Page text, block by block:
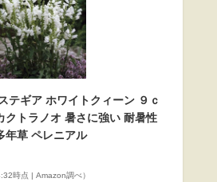
テギア ホワイトクィーン ９ｃ
クトラノオ 暑さに強い 耐暑性
年草 ペレニアル
時点 | Amazon調べ）